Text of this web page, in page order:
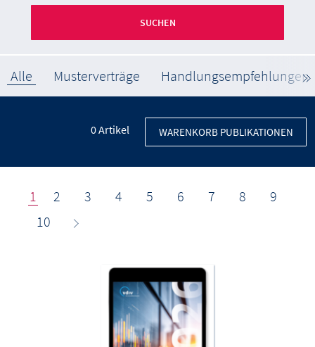
SUCHEN
Alle Musterverträge Handlungsempfehlungen
0Artikel WARENKORB PUBLIKATIONEN
1 2 3 4 5 6 7 8
9
10